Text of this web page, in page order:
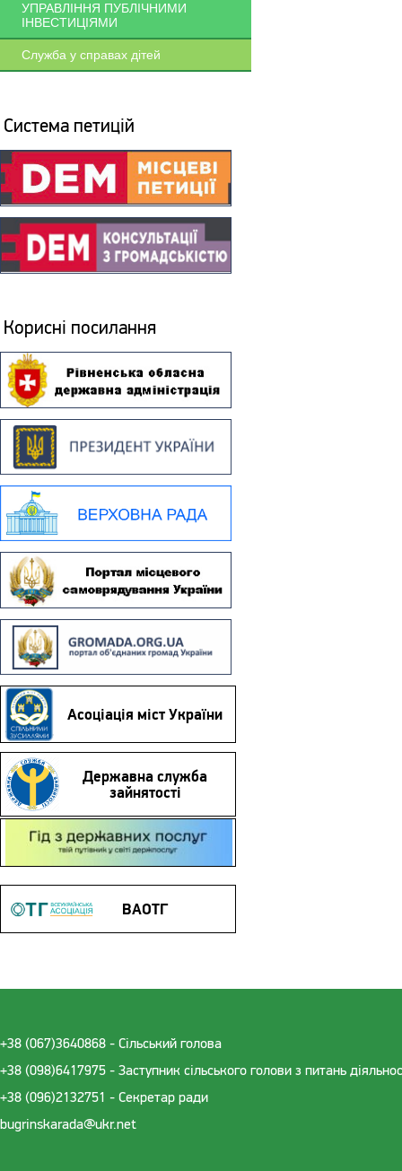
УПРАВЛІННЯ ПУБЛІЧНИМИ
ІНВЕСТИЦІЯМИ
Служба у справах дітей
Система петицій
Корисні посилання
Асоціація міст України
Державна служба
зайнятості
Гід з державних послуг
ВАОТГ
+38 (067)3640868 - Cільський голова
+38 (098)6417975 - Заступник сільського голови з питань
+38 (096)2132751 - Секретар ради
bugrinskarada@ukr.net